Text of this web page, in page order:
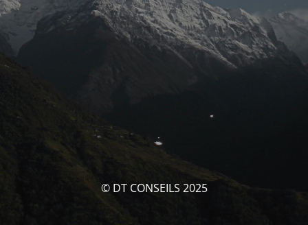
© DT CONSEILS 2025